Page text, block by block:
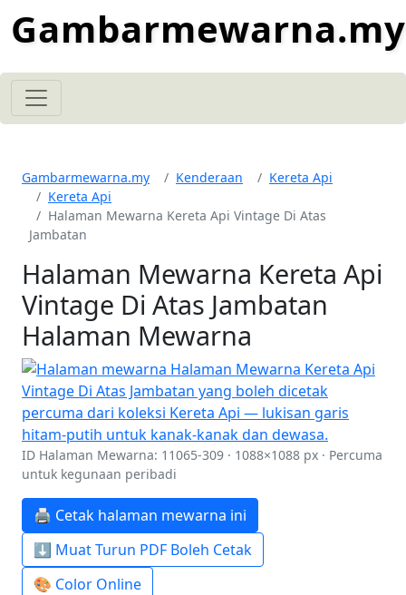
Gambarmewarna.my
Gambarmewarna.my Kenderaan
Kereta Api
Kereta Api
Halaman Mewarna Kereta Api Vintage Di Atas
Jambatan
Halaman Mewarna Kereta Api
Vintage Di Atas Jambatan
Halaman Mewarna
ID Halaman Mewarna: 11065-309 · 1088×1088 px · Percuma
untuk kegunaan peribadi
🖨️ Cetak halaman mewarna ini
⬇️ Muat Turun PDF Boleh Cetak
🎨 Color Online